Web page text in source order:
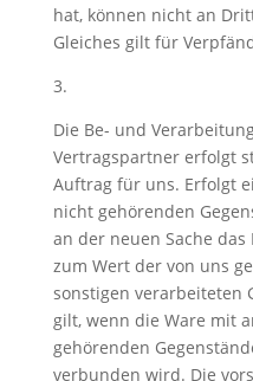
hat, können nicht an
Gleiches gilt für
3.
Die Be- und
Vertragspartner erfolgt
Auftrag für uns. Erfolgt
nicht gehörenden
an der neuen Sache
zum Wert der von uns
sonstigen verarbeiteten
gilt, wenn die Ware mit
gehörenden
verbunden wird. Die